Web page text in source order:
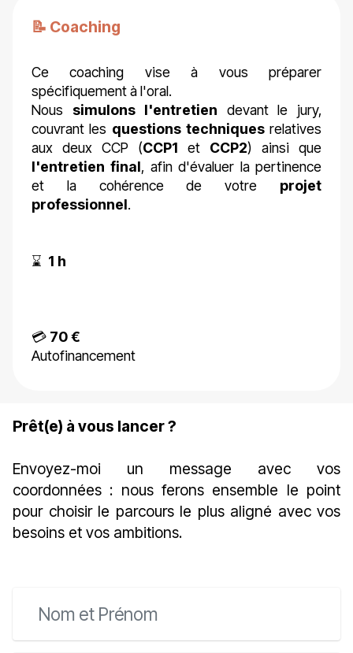
📝 Coaching
Ce coaching vise à vous préparer
spécifiquement à l'oral.
Nous simulons l'entretien devant le jury,
couvrant les questions techniquesrelatives
aux deux CCP (CCP1 et CCP2) ainsi que
l'entretien final, afin d'évaluer la pertinence
et la cohérence de votre projet
professionnel.
⌛ 1 h
💳 70 €
Autofinancement
Prêt(e) à vous lancer ?
Envoyez-moi un message avec vos
coordonnées : nous ferons ensemble le point
pour choisir le parcours le plus aligné avec vos
besoins et vos ambitions.